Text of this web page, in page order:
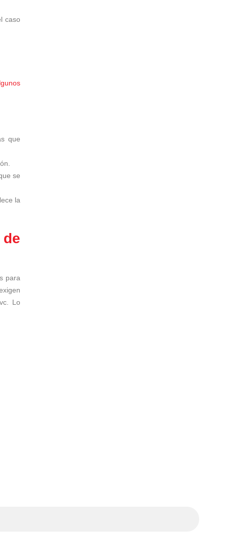
caso
que
se
la
para
Lo